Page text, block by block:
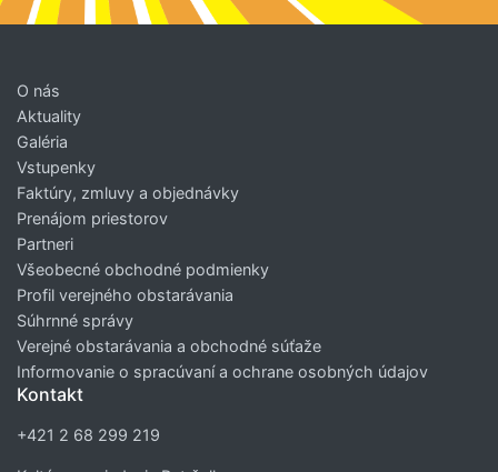
O nás
Aktuality
Galéria
Vstupenky
Faktúry, zmluvy a objednávky
Prenájom priestorov
Partneri
Všeobecné obchodné podmienky
Profil verejného obstarávania
Súhrnné správy
Verejné obstarávania a obchodné súťaže
Informovanie o spracúvaní a ochrane osobných údajov
Kontakt
+421 2 68 299 219